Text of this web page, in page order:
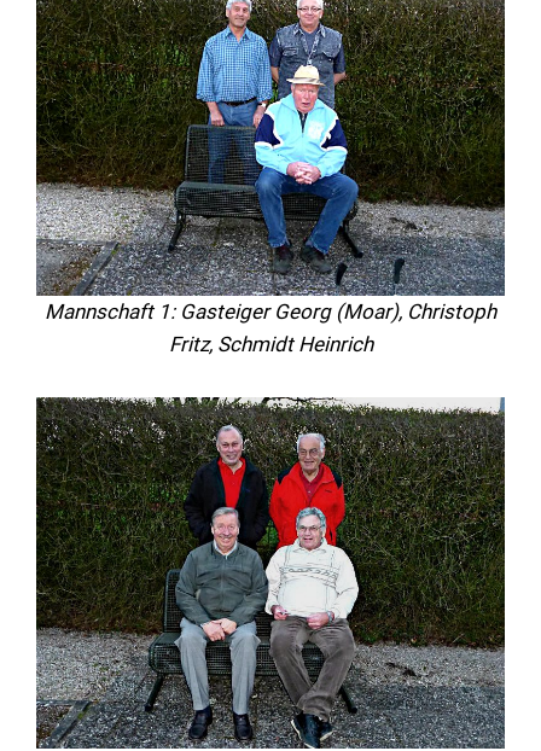
Mannschaft 1: Gasteiger Georg (Moar), Christoph
Fritz, Schmidt Heinrich